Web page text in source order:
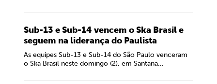
Sub-13 e Sub-14 vencem o Ska Brasil e
seguem na liderança do Paulista
As equipes Sub-13 e Sub-14 do São Paulo venceram
o Ska Brasil neste domingo (2), em Santana...